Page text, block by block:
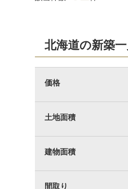
北海道の新築
価格
土地面積
建物面積
間取り